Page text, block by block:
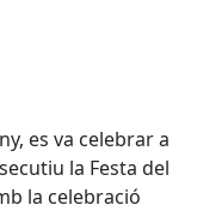
es va celebrar a
la Festa del
la celebració